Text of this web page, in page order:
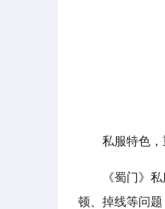
私服特色
《蜀门》
顿、掉线等问